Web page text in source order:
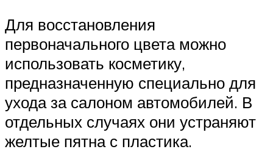
Для восстановления
первоначального цвета можно
использовать косметику,
предназначенную специально для
ухода за салоном автомобилей. В
отдельных случаях они устраняют
желтые пятна с пластика.